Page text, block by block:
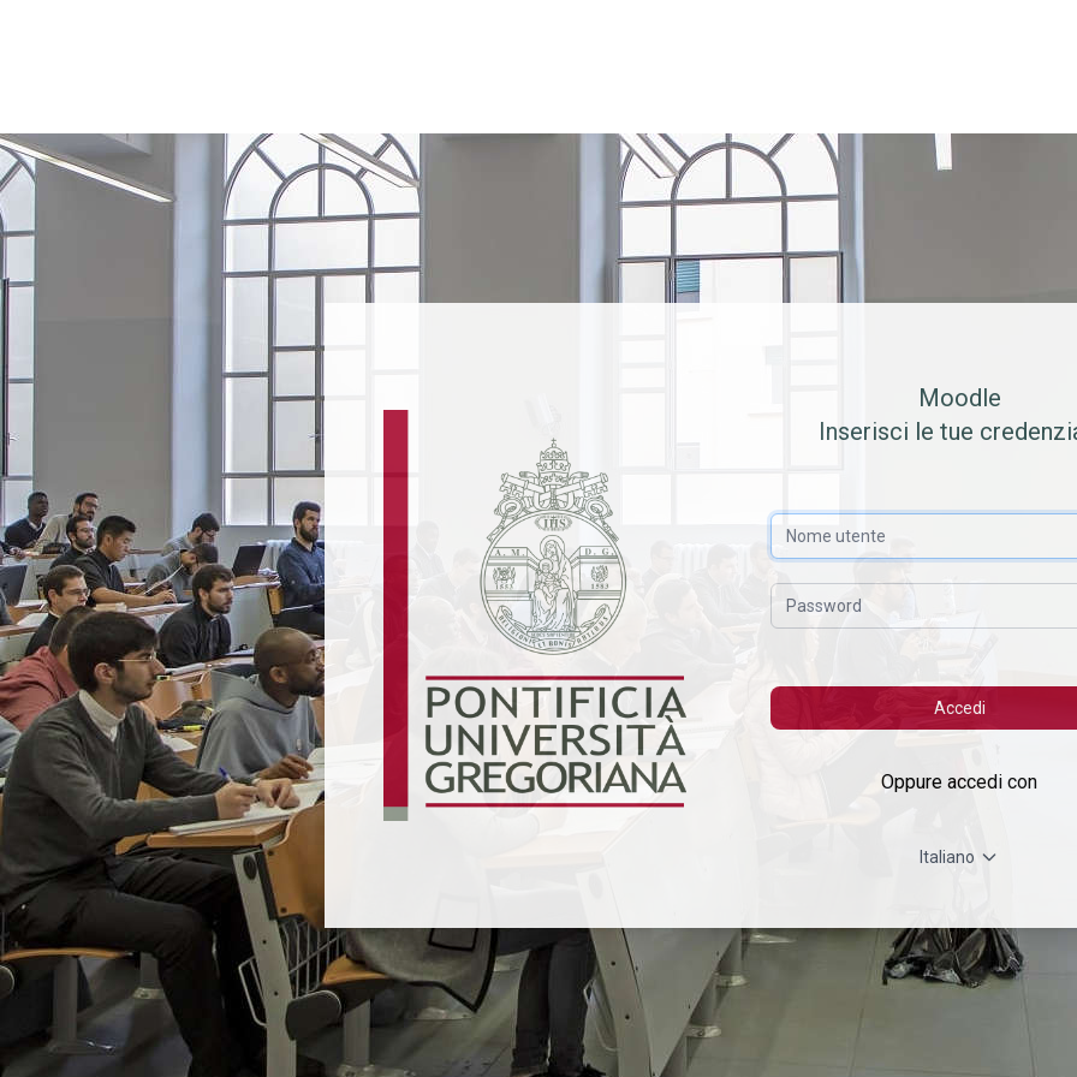
Moodle
Inserisci le tue
Nome utente
Password
Accedi
Oppure accedi con
Italiano